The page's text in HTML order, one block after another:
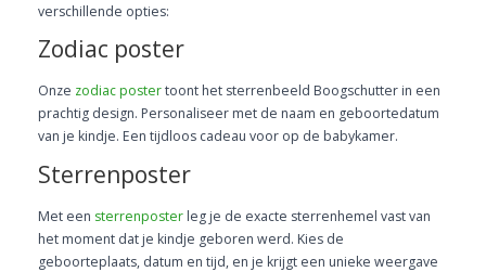
verschillende opties:
Zodiac poster
Onze zodiac postertoont het sterrenbeeld Boogschutter in een
prachtig design. Personaliseer met de naam en geboortedatum
van je kindje. Een tijdloos cadeau voor op de babykamer.
Sterrenposter
Met een sterrenposter leg je de exacte sterrenhemel vast van
het moment dat je kindje geboren werd. Kies de
geboorteplaats, datum en tijd, en je krijgt een unieke weergave